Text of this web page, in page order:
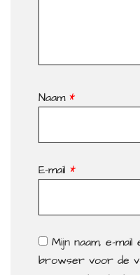
Naam *
E-mail *
Mijn naam, e-
browser voor de